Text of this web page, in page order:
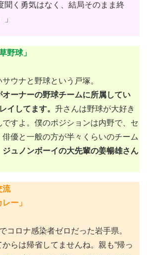
聞く勇気はなく、結局そのまま終
野球」
ウナと野球という戸塚。
ーナーの野球チームに所属してい
イしてます。 升さんは野球が大好き
すよ。僕のポジションは内野で、セ
優と一般の方が半々くらいのチーム
ジュノンボーイの大先輩の姜暢雄さん
流
ー」
コロナ感染者ゼロだった岩手県。
からは帰省してませんね。親も“帰っ